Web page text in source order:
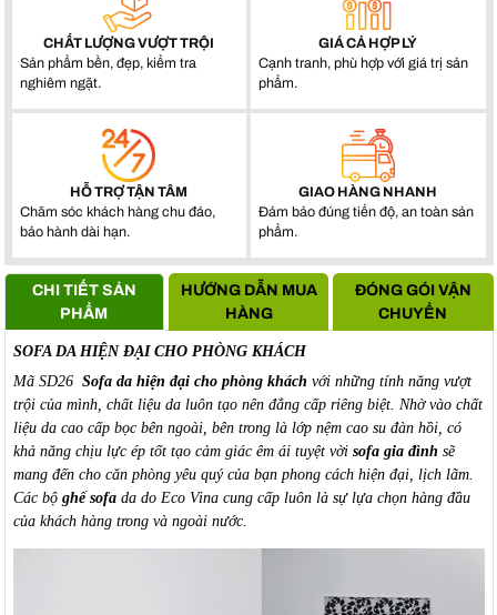
CHẤT LƯỢNG VƯỢT TRỘI
Sản phẩm bền, đẹp, kiểm tra
nghiêm ngặt.
GIÁ CẢ HỢP LÝ
Cạnh tranh, phù hợp với giá trị sản
phẩm.
HỖ TRỢ TẬN TÂM
Chăm sóc khách hàng chu đáo,
bảo hành dài hạn.
GIAO HÀNG NHANH
Đảm bảo đúng tiến độ, an toàn sản
phẩm.
CHI TIẾT SẢN
PHẨM
HƯỚNG DẪN MUA
HÀNG
ĐÓNG GÓI VẬN
CHUYỂN
SOFA DA HIỆN ĐẠI CHO PHÒNG KHÁCH
Mã SD26 Sofa da hiện đại cho phòng khách với những tính năng vượt
trội của mình, chất liệu da luôn tạo nên đẳng cấp riêng biệt. Nhờ vào chất
liệu da cao cấp bọc bên ngoài, bên trong là lớp nệm cao su đàn hồi, có
khả năng chịu lực ép tốt tạo cảm giác êm ái tuyệt vời sofa gia đình sẽ
mang đến cho căn phòng yêu quý của bạn phong cách hiện đại, lịch lãm.
Các bộ ghế sofa da do Eco Vina cung cấp luôn là sự lựa chọn hàng đầu
của khách hàng trong và ngoài nước.